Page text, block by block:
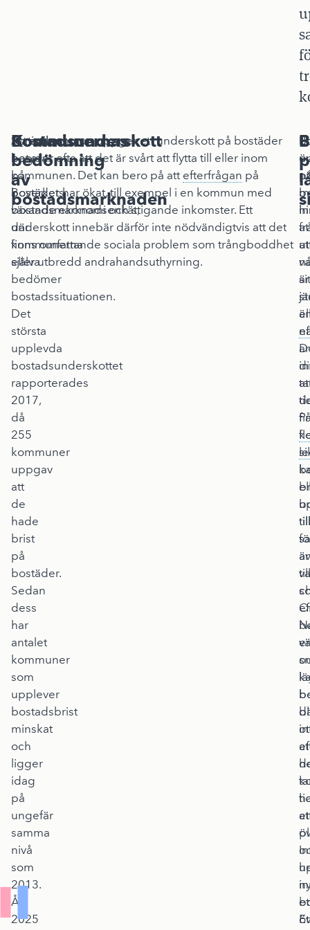
Kommunernas
bedömning
av
bostadsmarknaden
Statistiken
baseras
på
Boverkets
bostadsmarknadsenkät,
där
kommunerna
själva
bedömer
bostadssituationen.
Det
största
upplevda
bostadsunderskottet
rapporterades
2017,
då
255
kommuner
uppgav
att
de
hade
brist
på
bostäder.
Sedan
dess
har
antalet
kommuner
som
upplever
bostadsbrist
minskat
och
ligger
idag
på
ungefär
samma
nivå
som
2013.
År
2025
Bostadsunderskott
Att en kommun uppger ett underskott på bostäder
betyder ofta att det är svårt att flytta till eller inom
kommunen. Det kan bero på att efterfrågan på
bostäder har ökat, till exempel i en kommun med
växande ekonomi och stigande inkomster. Ett
underskott innebär därför inte nödvändigtvis att det
finns omfattande sociala problem som trångboddhet
eller utbredd andrahandsuthyrning.
är
till
till
av